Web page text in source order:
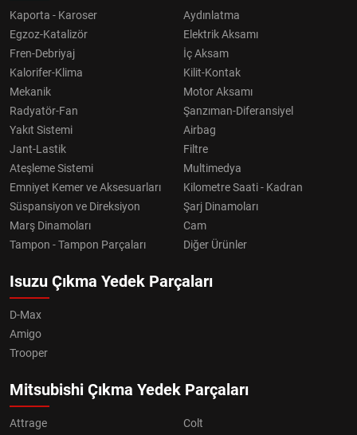
Kaporta - Karoser
Aydınlatma
Egzoz-Katalizör
Elektrik Aksamı
Fren-Debriyaj
İç Aksam
Kalorifer-Klima
Kilit-Kontak
Mekanik
Motor Aksamı
Radyatör-Fan
Şanzıman-Diferansiyel
Yakıt Sistemi
Airbag
Jant-Lastik
Filtre
Ateşleme Sistemi
Multimedya
Emniyet Kemer ve Aksesuarları
Kilometre Saati - Kadran
Süspansiyon ve Direksiyon
Şarj Dinamoları
Marş Dinamoları
Cam
Tampon - Tampon Parçaları
Diğer Ürünler
Isuzu Çıkma Yedek Parçaları
D-Max
Amigo
Trooper
Mitsubishi Çıkma Yedek Parçaları
Attrage Colt